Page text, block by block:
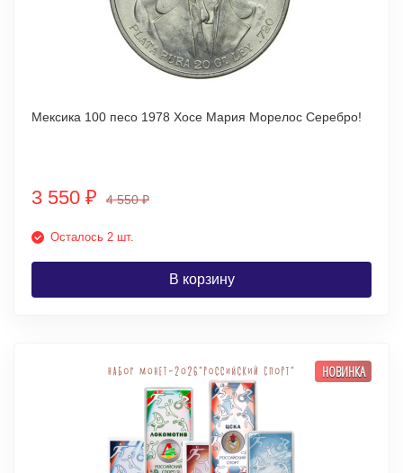
Мексика 100 песо 1978 Хосе Мария Морелос Серебро!
3 550 ₽ 4 550₽
Осталось 2 шт.
В корзину
НОВИНКА